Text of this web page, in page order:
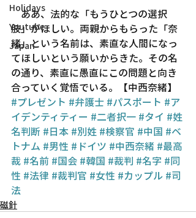
Holidays
Youtube
Japan
ああ、法的な「もうひとつの選択
肢」がほしい。両親からもらった「奈
緒」という名前は、素直な人間になっ
てほしいという願いからきた。その名
の通り、素直に愚直にこの問題と向き
合っていく覚悟でいる。【中西奈緒】
#プレゼント #弁護士 #パスポート #ア
イデンティティー #二者択一 #タイ #姓
名判断 #日本 #別姓 #検察官 #中国 #ベ
トナム #男性 #ドイツ #中西奈緒 #最高
裁 #名前 #国会 #韓国 #裁判 #名字 #同
性 #法律 #裁判官 #女性 #カップル #司
法
磁針